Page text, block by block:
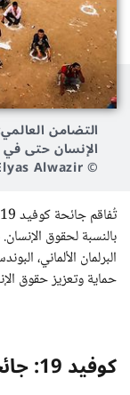
التضامن
الإنسان حتى في
© MFD / Elyas Alwazir
بالنسبة لحقوق
البرلمان الألماني،
حماية وتعزيز حقوق
كوفيد 19: جائحة إنسانية